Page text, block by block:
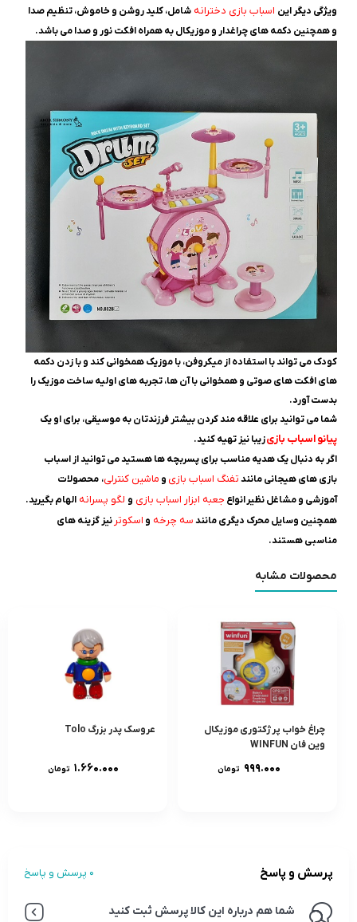
ویژگی‌ دیگر این اسباب ‌بازی دخترانه شامل، کلید روشن و خاموش، تنظیم صدا
و همچنین دکمه‌ های چراغدار و موزیکال به همراه افکت نور و صدا می ‌باشد.
کودک می ‌تواند با استفاده از میکروفن، با موزیک همخوانی کند و با زدن دکمه
‌های افکت ‌های صوتی و همخوانی با آن‌ ها، تجربه‌‌ های اولیه ساخت موزیک را
بدست آورد.
شما می توانید برای علاقه مند کردن بیشتر فرزندتان به موسیقی، برای او یک
پیانو اسباب بازیزیبا نیز تهیه کنید.
اگر به دنبال یک هدیه مناسب برای پسربچه ها هستید می توانید از اسباب
بازی های هیجانی مانندتفنگ اسباب بازی و ماشین کنترلی، محصولات
آموزشی و مشاغل نظیر انواع جعبه ابزار اسباب بازی و لگو پسرانه الهام بگیرید.
همچنین وسایل محرک دیگری مانندسه چرخه و اسکوتر نیز گزینه های
مناسبی هستند.
محصولات مشابه
چراغ خواب پرژکتورى موزيکال
وين فان WINFUN
۹۹۹.۰۰۰ تومان
عروسک پدر بزرگ Tolo
۱.۶۶۰.۰۰۰ تومان
پرسش و پاسخ 0 پرسش و پاسخ
شما هم درباره این کالا پرسش ثبت کنید